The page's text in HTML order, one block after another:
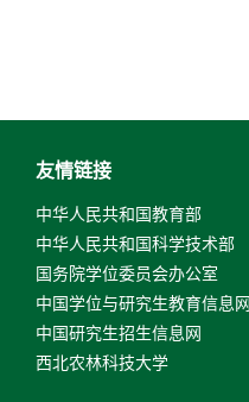
友情链接
中华人民共和国教育部
中华人民共和国科学技术部
国务院学位委员会办公室
中国学位与研究生教育信息网
中国研究生招生信息网
西北农林科技大学